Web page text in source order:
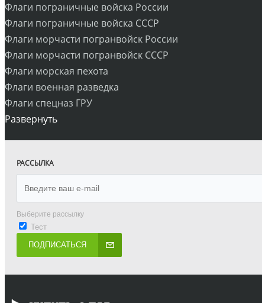
Флаги пограничные войска России
Флаги пограничные войска СССР
Флаги морчасти погранвойск России
Флаги морчасти погранвойск СССР
Флаги морская пехота
Флаги военная разведка
Флаги спецназ ГРУ
Развернуть
РАССЫЛКА
Выберите рассылку
Тест
ПОДПИСАТЬСЯ